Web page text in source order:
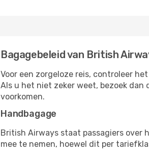
Bagagebeleid van British
Voor een zorgeloze reis, controleer het
Als u het niet zeker weet, bezoek
voorkomen.
Handbagage
British Airways staat passagiers over
mee te nemen, hoewel dit per